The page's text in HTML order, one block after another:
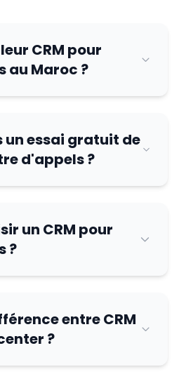
Open Source
& Datacenter
au Maroc
FR
Accès en 2 min
CRM pour
au Maroc ?
un essai gratuit de
d'appels ?
un CRM pour
?
entre CRM
?